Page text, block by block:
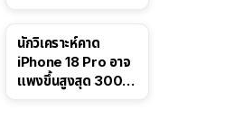
นักวิเคราะห์คาด
iPhone 18 Pro อาจ
แพงขึ้นสูงสุด 300